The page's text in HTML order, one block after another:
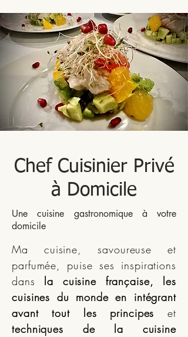
Chef Cuisinier Privé
à Domicile
Une cuisine gastronomique à votre
domicile
Ma cuisine, savoureuse et
parfumée, puise ses inspirations
dans la cuisine française, les
cuisines du mondeen intégrant
avant tout les principeset
techniques de la cuisine